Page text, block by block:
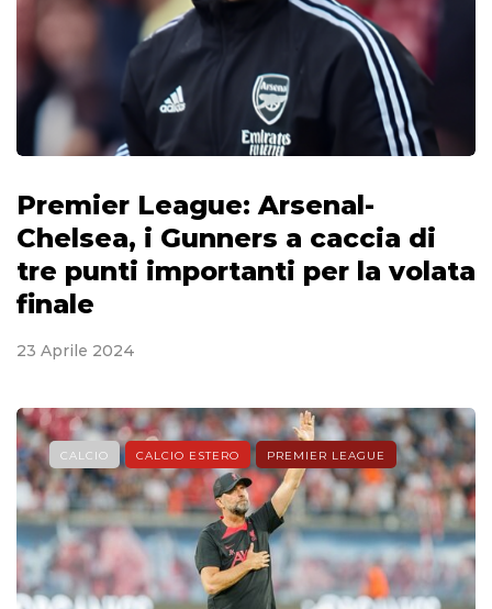
Premier League: Arsenal-
Chelsea, i Gunners a caccia di
tre punti importanti per la volata
finale
23 Aprile 2024
CALCIO CALCIO ESTERO PREMIER LEAGUE